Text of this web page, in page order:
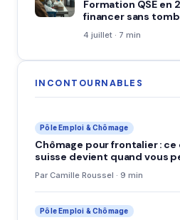
Formation QSE en
financer sans
4 juillet · 7 min
INCONTOURNABLES
Pôle Emploi & Chômage
Chômage pour frontalier :
suisse devient quand vous
Par Camille Roussel · 9 min
Pôle Emploi & Chômage